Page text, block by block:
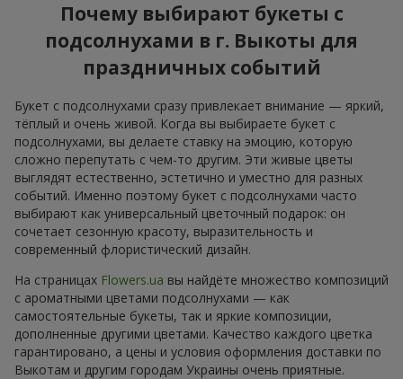
Почему выбирают букеты с
подсолнухами в г. Выкоты для
праздничных событий
Букет с подсолнухами сразу привлекает внимание — яркий,
тёплый и очень живой. Когда вы выбираете букет с
подсолнухами, вы делаете ставку на эмоцию, которую
сложно перепутать с чем-то другим. Эти живые цветы
выглядят естественно, эстетично и уместно для разных
событий. Именно поэтому букет с подсолнухами часто
выбирают как универсальный цветочный подарок: он
сочетает сезонную красоту, выразительность и
современный флористический дизайн.
На страницах Flowers.ua вы найдёте множество композиций
с ароматными цветами подсолнухами — как
самостоятельные букеты, так и яркие композиции,
дополненные другими цветами. Качество каждого цветка
гарантировано, а цены и условия оформления доставки по
Выкотам и другим городам Украины очень приятные.